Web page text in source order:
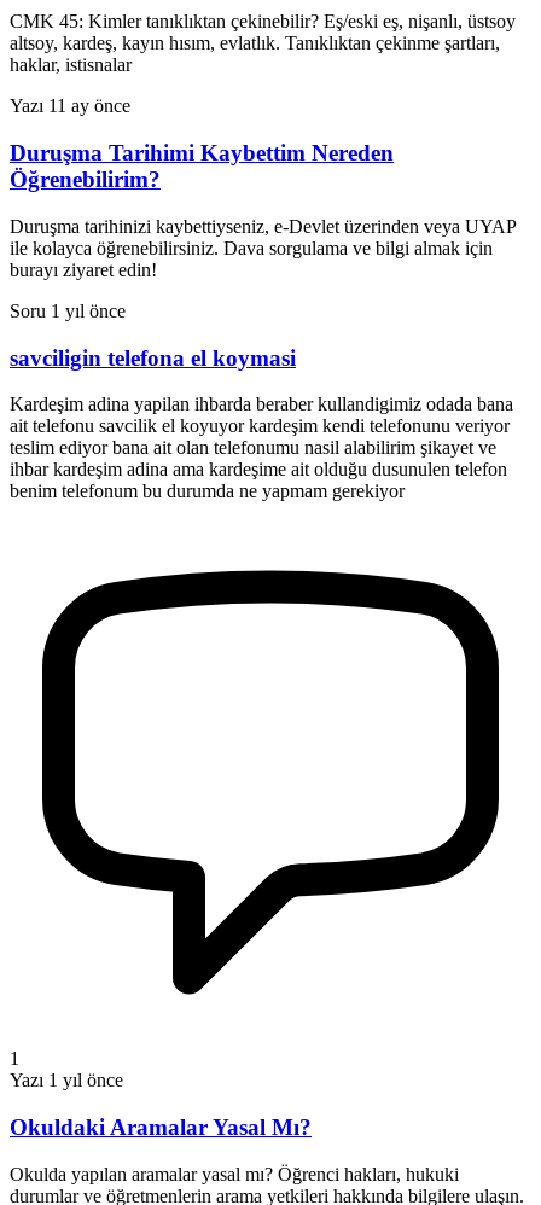
CMK 45: Kimler tanıklıktan çekinebilir? Eş/eski eş, nişanlı, üstsoy
altsoy, kardeş, kayın hısım, evlatlık. Tanıklıktan çekinme şartları,
haklar, istisnalar
Yazı 11 ay önce
Duruşma Tarihimi Kaybettim Nereden
Öğrenebilirim?
Duruşma tarihinizi kaybettiyseniz, e-Devlet üzerinden veya UYAP
ile kolayca öğrenebilirsiniz. Dava sorgulama ve bilgi almak için
burayı ziyaret edin!
Soru 1 yıl önce
savciligin telefona el koymasi
Kardeşim adina yapilan ihbarda beraber kullandigimiz odada bana
ait telefonu savcilik el koyuyor kardeşim kendi telefonunu veriyor
teslim ediyor bana ait olan telefonumu nasil alabilirim şikayet ve
ihbar kardeşim adina ama kardeşime ait olduğu dusunulen telefon
benim telefonum bu durumda ne yapmam gerekiyor
1
Yazı 1 yıl önce
Okuldaki Aramalar Yasal Mı?
Okulda yapılan aramalar yasal mı? Öğrenci hakları, hukuki
durumlar ve öğretmenlerin arama yetkileri hakkında bilgilere ulaşın.